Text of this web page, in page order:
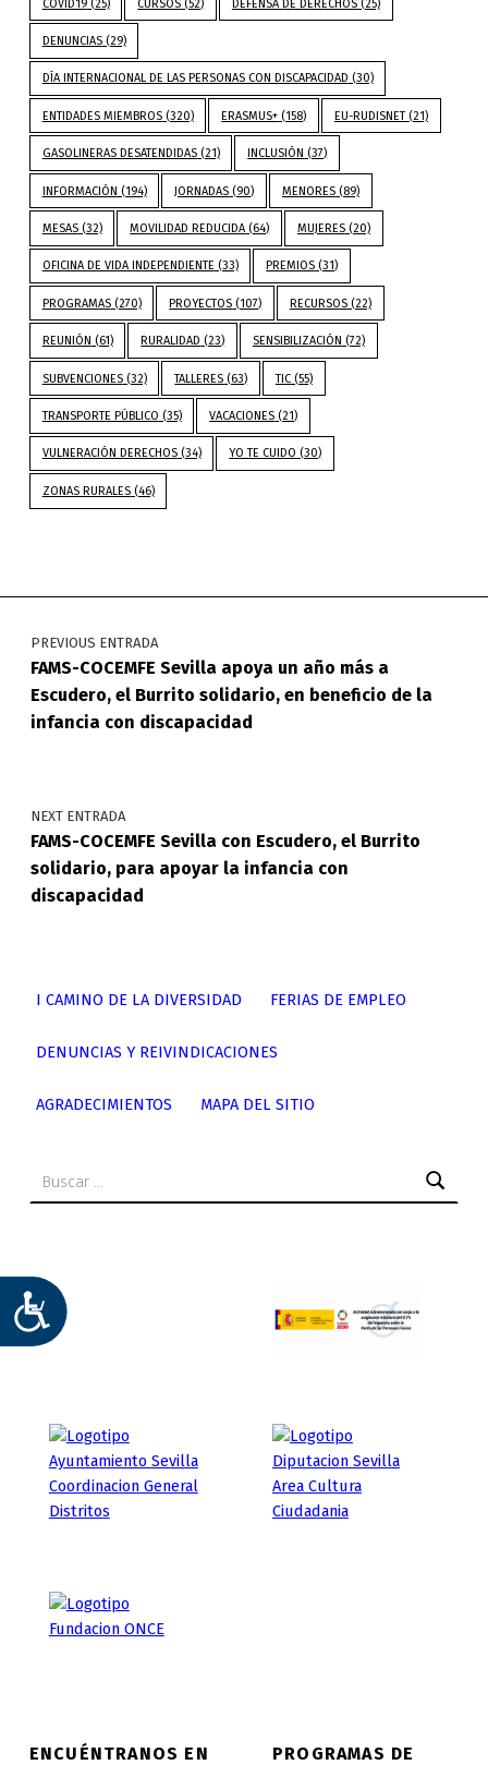
ACCESIBILIDAD
COVID19(25) CURSOS (52) DEFENSA DE DERECHOS(25)
DENUNCIAS(29)
DÍA INTERNACIONAL DE LAS PERSONAS CON DISCAPACIDAD (30)
ENTIDADES MIEMBROS(320) ERASMUS+ (158) EU-RUDISNET(21)
GASOLINERAS DESATENDIDAS(21) INCLUSIÓN (37)
INFORMACIÓN (194) JORNADAS (90) MENORES(89)
MESAS(32) MOVILIDAD REDUCIDA (64) MUJERES(20)
OFICINA DE VIDA INDEPENDIENTE (33) PREMIOS (31)
PROGRAMAS(270) PROYECTOS (107) RECURSOS(22)
REUNIÓN (61) RURALIDAD (23) SENSIBILIZACIÓN (72)
SUBVENCIONES(32) TALLERES (63) TIC(55)
TRANSPORTE PÚBLICO (35) VACACIONES (21)
VULNERACIÓN DERECHOS(34) YO TE CUIDO (30)
ZONAS RURALES(46)
Navegación de entradas
PREVIOUS ENTRADA
FAMS-COCEMFE Sevilla apoya un año más a
Escudero, el Burrito solidario, en beneficio de la
infancia con discapacidad
NEXT ENTRADA
FAMS-COCEMFE Sevilla con Escudero, el Burrito
solidario, para apoyar la infancia con
discapacidad
I CAMINO DE LA DIVERSIDAD FERIAS DE EMPLEO
DENUNCIAS Y REIVINDICACIONES
AGRADECIMIENTOS MAPA DEL SITIO
ENCUÉNTRANOS EN
PROGRAMAS DE